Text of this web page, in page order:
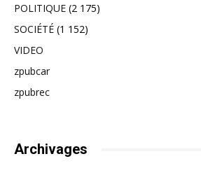
POLITIQUE (2 175)
SOCIÉTÉ (1 152)
VIDEO
zpubcar
zpubrec
Archivages